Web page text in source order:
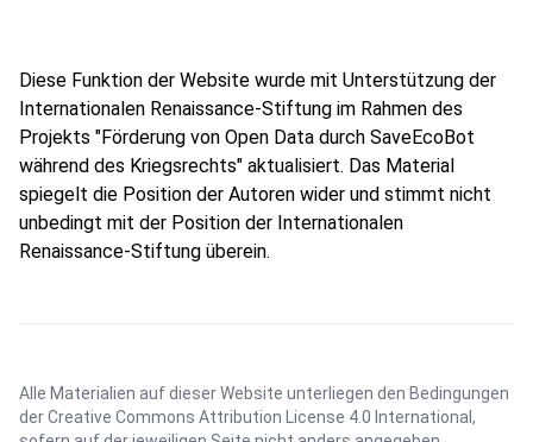
Diese Funktion der Website wurde mit Unterstützung der
Internationalen Renaissance-Stiftung im Rahmen des
Projekts "Förderung von Open Data durch SaveEcoBot
während des Kriegsrechts" aktualisiert. Das Material
spiegelt die Position der Autoren wider und stimmt nicht
unbedingt mit der Position der Internationalen
Renaissance-Stiftung überein.
Alle Materialien auf dieser Website unterliegen den Bedingungen
derCreative Commons Attribution License 4.0 International ,